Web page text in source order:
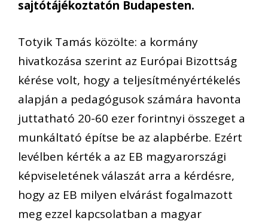
sajtótájékoztatón Budapesten.
Totyik Tamás közölte: a kormány
hivatkozása szerint az Európai Bizottság
kérése volt, hogy a teljesítményértékelés
alapján a pedagógusok számára havonta
juttatható 20-60 ezer forintnyi összeget a
munkáltató építse be az alapbérbe. Ezért
levélben kérték a az EB magyarországi
képviseletének válaszát arra a kérdésre,
hogy az EB milyen elvárást fogalmazott
meg ezzel kapcsolatban a magyar